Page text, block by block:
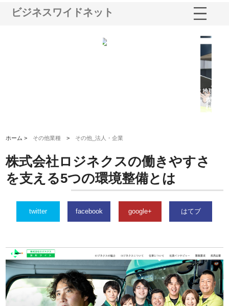
ビジネスワイドネット
株式会社地盤調査事務所が選ば
れ続ける理由と建設コンサルの
ホーム > その他業種 > その他_法人・企業
株式会社ロジネクスの働きやすさ
を支える5つの環境整備とは
twitter facebook google+ はてブ